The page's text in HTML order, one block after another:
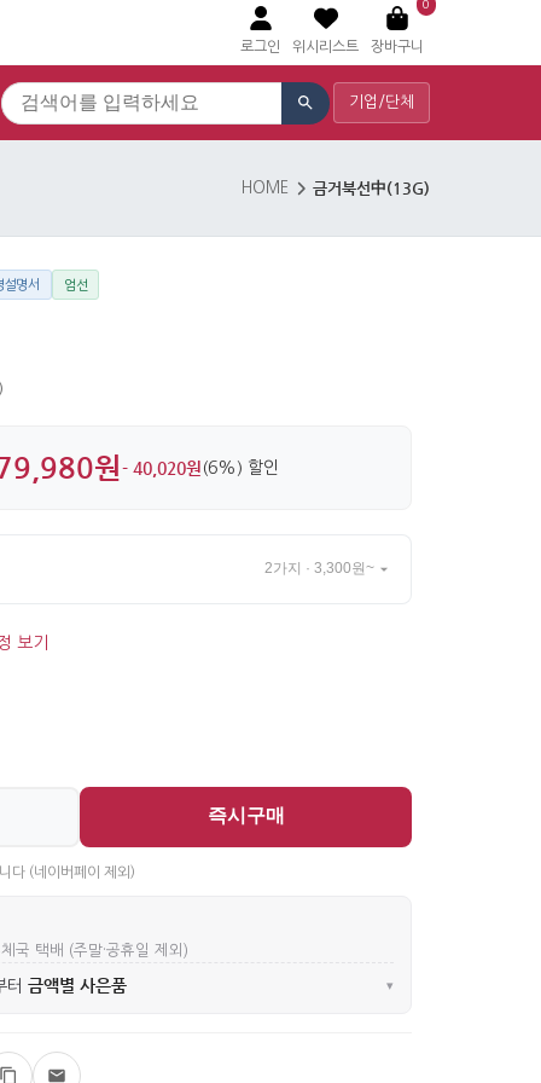
로그인 위시리스트
0
장바구니
기업/단체
HOME 금거북선中(13G)
설명서 엄선
원 - 40,020원 (6%) 할인
2가지 · 3,300원~
보기
즉시구매
다 (네이버페이 제외)
체국 택배 (주말·공휴일 제외)
터 금액별 사은품 ▾